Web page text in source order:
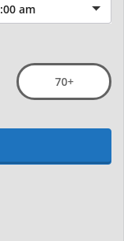
70+